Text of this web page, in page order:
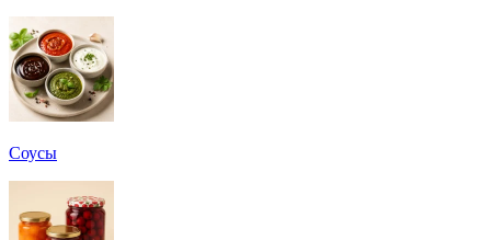
Соусы